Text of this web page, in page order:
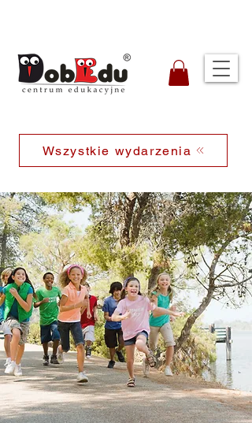
Wszystkie wydarzenia